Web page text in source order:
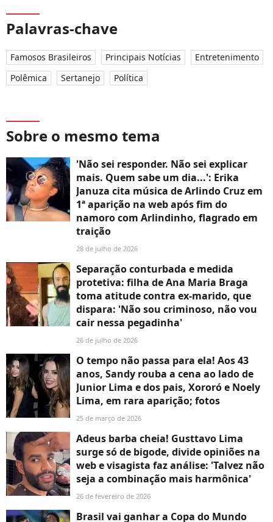
Palavras-chave
Famosos Brasileiros Principais Notícias
Entretenimento
Polêmica
Sertanejo Política
Sobre o mesmo tema
'Não sei responder. Não sei explicar
mais. Quem sabe um dia...': Erika
Januza cita música de Arlindo Cruz em
1ª aparição na web após fim do
namoro com Arlindinho, flagrado em
traição
28 de julho de 2026
Separação conturbada e medida
protetiva: filha de Ana Maria Braga
toma atitude contra ex-marido, que
dispara: 'Não sou criminoso, não vou
cair nessa pegadinha'
26 de julho de 2026
O tempo não passa para ela! Aos 43
anos, Sandy rouba a cena ao lado de
Junior Lima e dos pais, Xororó e Noely
Lima, em rara aparição; fotos
25 de março de 2026
Adeus barba cheia! Gusttavo Lima
surge só de bigode, divide opiniões na
web e visagista faz análise: 'Talvez não
seja a combinação mais harmônica'
26 de fevereiro de 2026
Brasil vai ganhar a Copa do Mundo